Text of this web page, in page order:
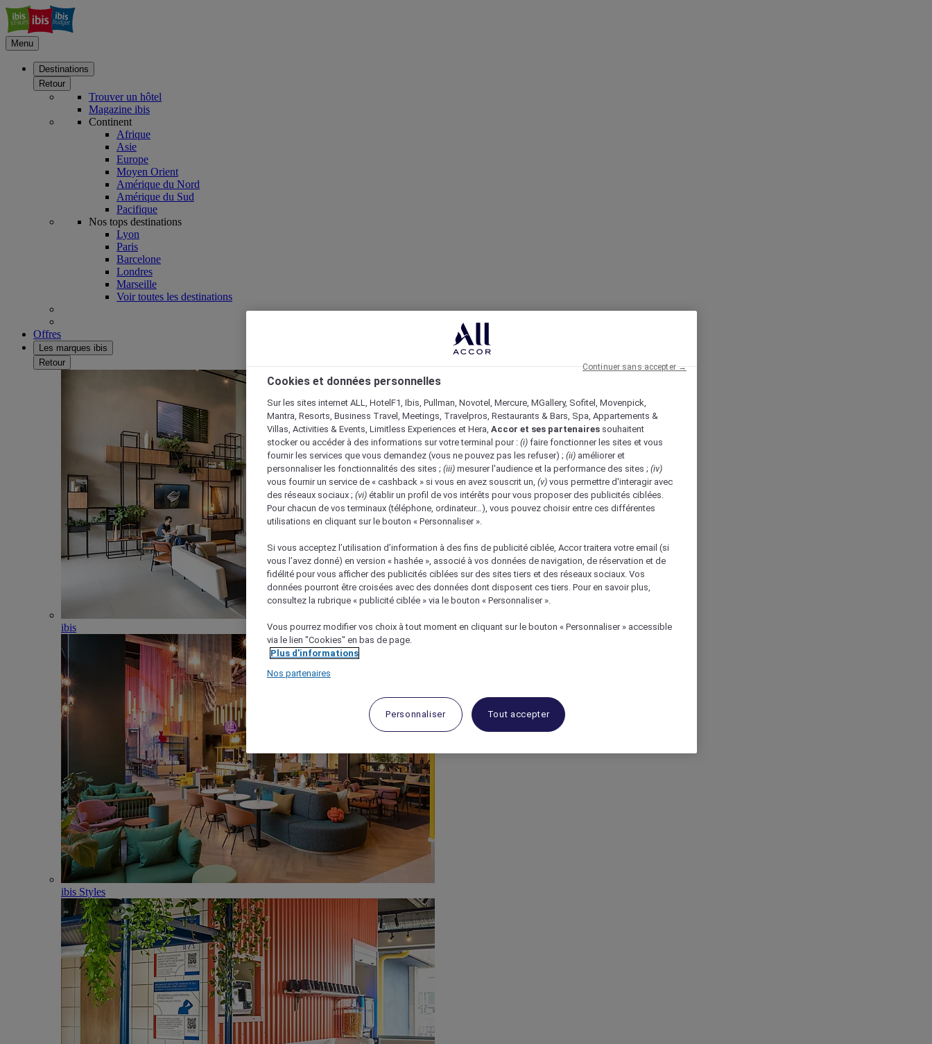
Menu
Destinations
Retour
Trouver un hôtel
Magazine ibis
Continent
Afrique
Asie
Europe
Moyen Orient
Amérique du Nord
Amérique du Sud
Pacifique
Nos tops destinations
Lyon
Paris
Barcelone
Londres
Marseille
Voir toutes les destinations
Offres
Les marques ibis
Retour
ibis
ibis Styles
Cookies et données personnelles
Sur les sites internet ALL, HotelF1, Ibis, Pullman, Novotel, Mercure, MGallery, Sofitel, Movenpick,
Mantra, Resorts, Business Travel, Meetings, Travelpros, Restaurants & Bars, Spa, Appartements &
Villas, Activities & Events, Limitless Experiences et Hera, Accor et ses partenaires souhaitent
stocker ou accéder à des informations sur votre terminal pour : (i) faire fonctionner les sites et vous
fournir les services que vous demandez (vous ne pouvez pas les refuser) ; (ii) améliorer et
personnaliser les fonctionnalités des sites ; (iii) mesurer l'audience et la performance des sites ; (iv)
vous fournir un service de « cashback » si vous en avez souscrit un, (v) vous permettre d'interagir avec
des réseaux sociaux ; (vi) établir un profil de vos intérêts pour vous proposer des publicités ciblées.
Pour chacun de vos terminaux (téléphone, ordinateur…), vous pouvez choisir entre ces différentes
utilisations en cliquant sur le bouton « Personnaliser ».
Si vous acceptez l’utilisation d’information à des fins de publicité ciblée, Accor traitera votre email (si
vous l’avez donné) en version « hashée », associé à vos données de navigation, de réservation et de
fidélité pour vous afficher des publicités ciblées sur des sites tiers et des réseaux sociaux. Vos
données pourront être croisées avec des données dont disposent ces tiers. Pour en savoir plus,
consultez la rubrique « publicité ciblée » via le bouton « Personnaliser ».
Vous pourrez modifier vos choix à tout moment en cliquant sur le bouton « Personnaliser » accessible
via le lien "Cookies" en bas de page.
Plus d'informations
Nos partenaires
Personnaliser Tout accepter
Continuer sans accepter →